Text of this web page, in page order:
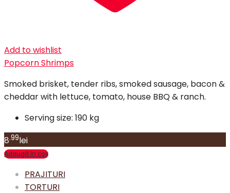
Add to wishlist
Popcorn Shrimps
Smoked brisket, tender ribs, smoked sausage, bacon &
cheddar with lettuce, tomato, house BBQ & ranch.
Serving size: 190 kg
8.99lei
Adaugă în coș
PRAJITURI
TORTURI